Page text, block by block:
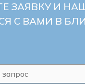
ЗАЯВКУ И
С ВАМИ В